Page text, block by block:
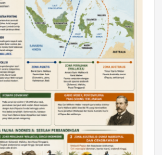
Motor Kalimantan Timur 2 Dukung
Samarinda dalam Astra
SDGs Future Leaders 2026
10 Jul 2026 19:01